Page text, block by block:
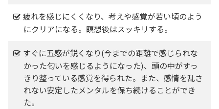
疲れを感じにくくなり、考えや感覚が若い頃のよう
にクリアになる。瞑想後はスッキリする。
すぐに五感が鋭くなり(今までの距離で感じられな
かった匂いを感じるようになった)、頭の中がすっ
きり整っている感覚を得られた。また、感情を乱さ
れない安定したメンタルを保ち続けることができ
た。